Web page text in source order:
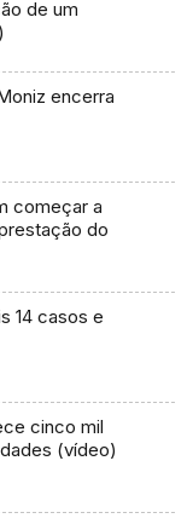
de um
encerra
começar a
do
14 casos e
cinco mil
(vídeo)